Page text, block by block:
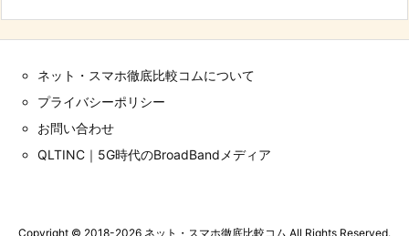
ネット・スマホ徹底比較コムについて
プライバシーポリシー
お問い合わせ
QLTINC｜5G時代のBroadBandメディア
Copyright © 2018-2026 ネット・スマホ徹底比較コム All Rights Reserved.